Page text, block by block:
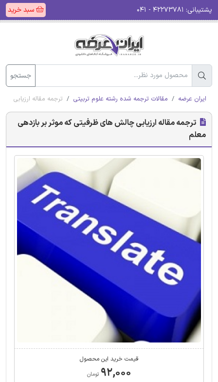
پشتیبانی: سبد خرید
جستجو
ایران عرضه مقالات ترجمه شده رشته علوم تربیتی ترجمه مقاله ارزیابی
ترجمه مقاله ارزیابی چالش های ظرفیتی که موثر بر بازدهی
معلم
قیمت خرید این محصول
۹۲,۰۰۰ تومان